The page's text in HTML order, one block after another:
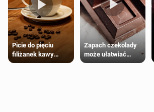
Picie do pięciu
filiżanek kawy
dziennie jest
Zapach czekolady
może ułatwiać
trening siłowy